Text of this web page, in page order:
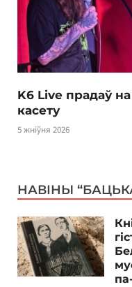
K6 Live прадаў
касету
5 жніўня 2026
НАВІНЫ